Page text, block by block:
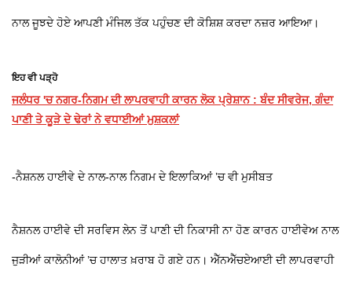
ਨਾਲ ਜੂਝਦੇ ਹੋਏ ਆਪਣੀ ਮੰਜਿਲ ਤੱਕ ਪਹੁੰਚਣ ਦੀ ਕੋਸ਼ਿਸ਼ ਕਰਦਾ ਨਜ਼ਰ ਆਇਆ।
ਇਹ ਵੀ ਪੜ੍ਹੋ
ਜਲੰਧਰ 'ਚ ਨਗਰ-ਨਿਗਮ ਦੀ ਲਾਪਰਵਾਹੀ ਕਾਰਨ ਲੋਕ ਪ੍ਰੇਸ਼ਾਨ : ਬੰਦ ਸੀਵਰੇਜ, ਗੰਦਾ
ਪਾਣੀ ਤੇ ਕੂੜੇ ਦੇ ਢੇਰਾਂ ਨੇ ਵਧਾਈਆਂ ਮੁਸ਼ਕਲਾਂ
-ਨੈਸ਼ਨਲ ਹਾਈਵੇ ਦੇ ਨਾਲ-ਨਾਲ ਨਿਗਮ ਦੇ ਇਲਾਕਿਆਂ ’ਚ ਵੀ ਮੁਸੀਬਤ
ਨੈਸ਼ਨਲ ਹਾਈਵੇ ਦੀ ਸਰਵਿਸ ਲੇਨ ਤੋਂ ਪਾਣੀ ਦੀ ਨਿਕਾਸੀ ਨਾ ਹੋਣ ਕਾਰਨ ਹਾਈਵੇਅ ਨਾਲ
ਜੁੜੀਆਂ ਕਾਲੋਨੀਆਂ ’ਚ ਹਾਲਾਤ ਖ਼ਰਾਬ ਹੋ ਗਏ ਹਨ। ਐੱਨਐੱਚਏਆਈ ਦੀ ਲਾਪਰਵਾਹੀ